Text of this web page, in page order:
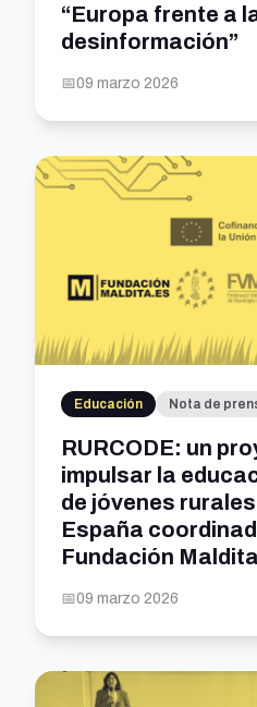
“Europa frente a
desinformación”
📅09 marzo 2026
Educación Nota de
RURCODE: un
impulsar la
de jóvenes
España
Fundación
📅09 marzo 2026